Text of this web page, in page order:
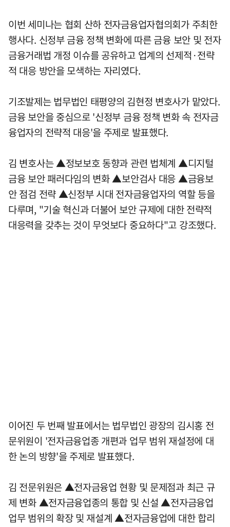
이번 세미나는 협회 산하 전자금융업자협의회가 주최한
행사다. 신정부 금융 정책 변화에 따른 금융 보안 및 전자
금융거래법 개정 이슈를 공유하고 업계의 선제적·전략
적 대응 방안을 모색하는 자리였다.
기조발제는 법무법인 태평양의 김현정 변호사가 맡았다.
금융 보안을 중심으로 '신정부 금융 정책 변화 속 전자금
융업자의 전략적 대응'을 주제로 발표했다.
김 변호사는 ▲정보보호 동향과 관련 법체계 ▲디지털
금융 보안 패러다임의 변화 ▲보안검사 대응 ▲금융보
안 점검 전략 ▲신정부 시대 전자금융업자의 역할 등을
다루며, "기술 혁신과 더불어 보안 규제에 대한 전략적
대응력을 갖추는 것이 무엇보다 중요하다"고 강조했다.
이어진 두 번째 발표에서는 법무법인 광장의 김시홍 전
문위원이 '전자금융업종 개편과 업무 범위 재설정에 대
한 논의 방향'을 주제로 발표했다.
김 전문위원은 ▲전자금융업 현황 및 문제점과 최근 규
제 변화 ▲전자금융업종의 통합 및 신설 ▲전자금융업
업무 범위의 확장 및 재설계 ▲전자금융업에 대한 합리